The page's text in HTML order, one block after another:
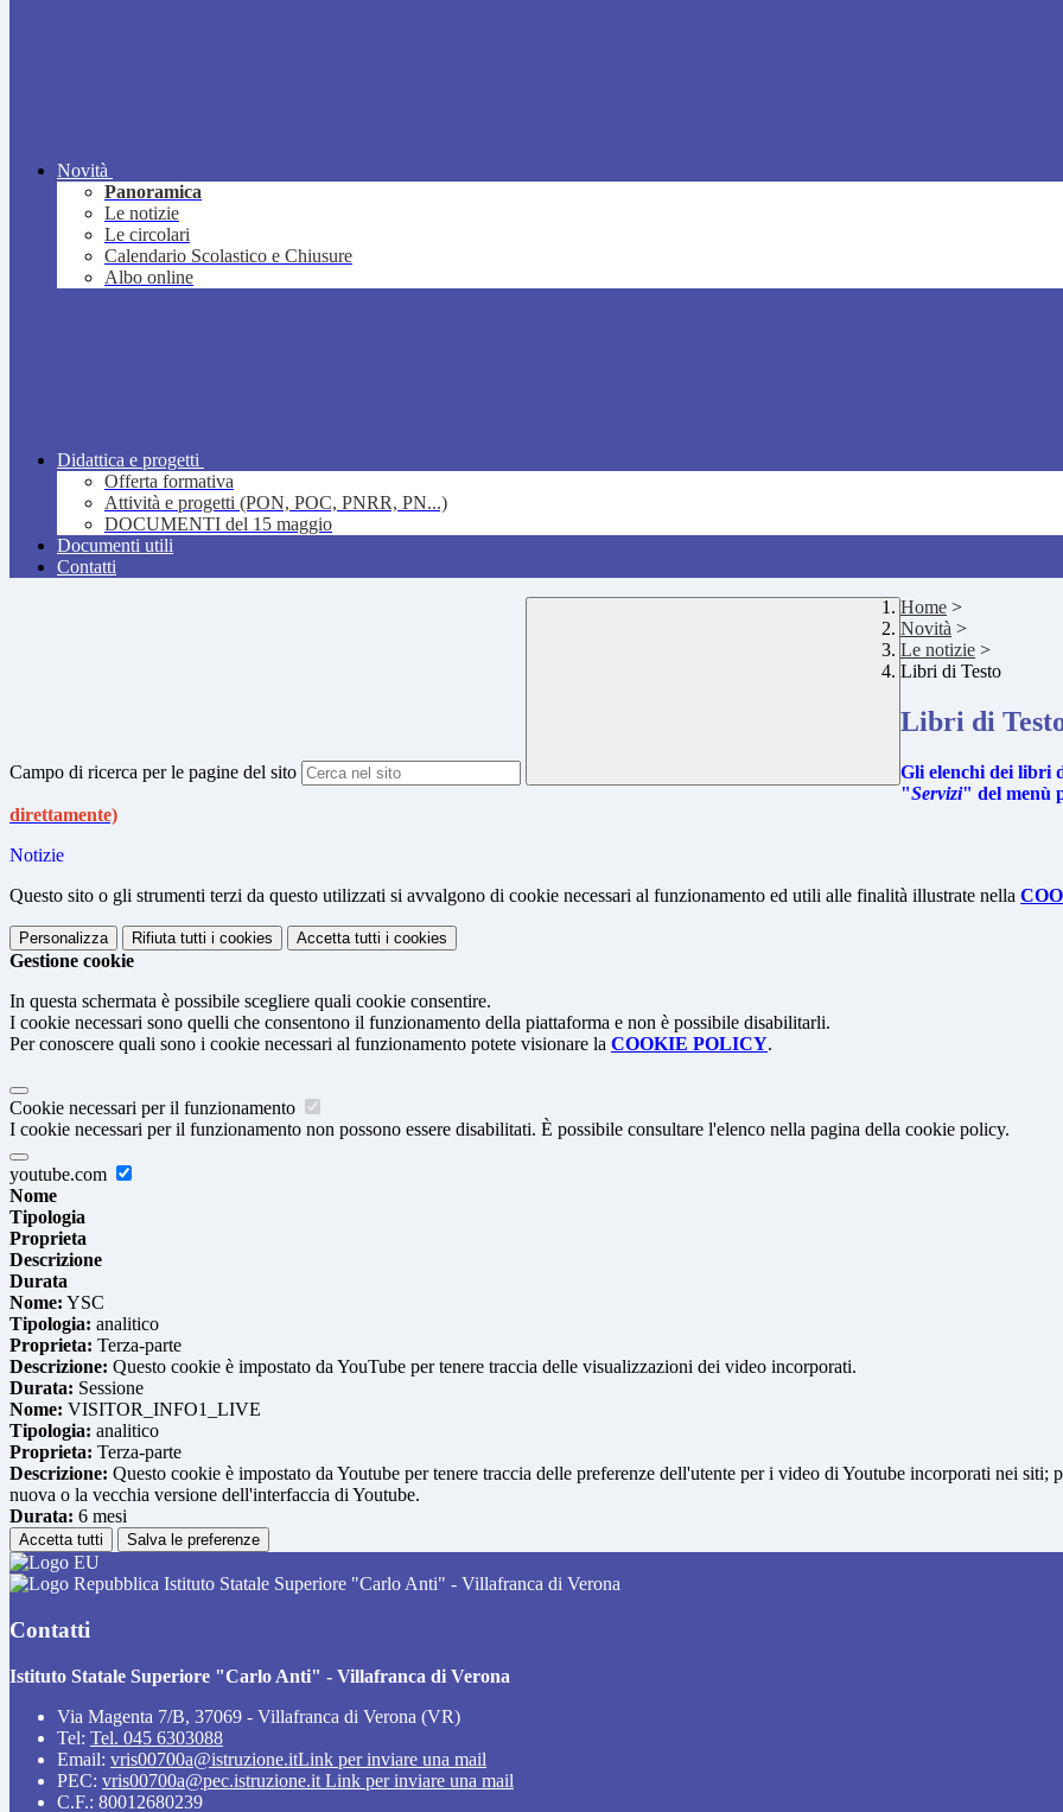
Novità
Panoramica
Le notizie
Le circolari
Calendario Scolastico e Chiusure
Albo online
Didattica e progetti
Offerta formativa
Attività e progetti (PON, POC, PNRR, PN...)
DOCUMENTI del 15 maggio
Documenti utili
Contatti
Campo di ricerca per le pagine del sito
Home >
Novità >
Le notizie >
Libri di Testo
Libri di
Gli elenchi dei libri
"Servizi" del menù
direttamente)
Notizie
Questo sito o gli strumenti terzi da questo utilizzati si avvalgono di cookie necessari al funzionamento ed utili alle finalità illustrate nella
Personalizza Rifiuta tutti i cookies Accetta tutti i cookies
Gestione cookie
In questa schermata è possibile scegliere quali cookie consentire.
I cookie necessari sono quelli che consentono il funzionamento della piattaforma e non è possibile disabilitarli.
Per conoscere quali sono i cookie necessari al funzionamento potete visionare la COOKIE POLICY.
Cookie necessari per il funzionamento
I cookie necessari per il funzionamento non possono essere disabilitati. È possibile consultare l'elenco nella pagina della cookie policy.
youtube.com
Nome
Tipologia
Proprieta
Descrizione
Durata
Nome: YSC
Tipologia: analitico
Proprieta: Terza-parte
Descrizione: Questo cookie è impostato da YouTube per tenere traccia delle visualizzazioni dei video incorporati.
Durata: Sessione
Nome: VISITOR_INFO1_LIVE
Tipologia: analitico
Proprieta: Terza-parte
Descrizione: Questo cookie è impostato da Youtube per tenere traccia delle preferenze dell'utente per i video di Youtube incorporati nei
nuova o la vecchia versione dell'interfaccia di Youtube.
Durata: 6 mesi
Accetta tutti Salva le preferenze
Istituto Statale Superiore "Carlo Anti" - Villafranca di Verona
Contatti
Istituto Statale Superiore "Carlo Anti" - Villafranca di Verona
Via Magenta 7/B, 37069 - Villafranca di Verona (VR)
Tel: Tel. 045 6303088
Email: vris00700a@istruzione.itLink per inviare una mail
PEC: vris00700a@pec.istruzione.it Link per inviare una mail
C.F.: 80012680239